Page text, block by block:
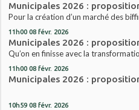
Municipales 2026 :
Pour la création d’un marché des
11h00 08 févr. 2026
Municipales 2026 :
Qu’on en finisse avec la
11h00 08 févr. 2026
Municipales 2026 :
10h59 08 févr. 2026